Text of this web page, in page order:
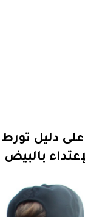
دليل تورط
بالبيض